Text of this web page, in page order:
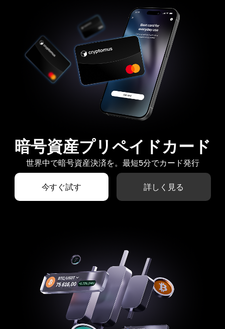
暗号資産プリペイドカード
世界中で暗号資産決済を。最短5分でカード発行
今すぐ試す 詳しく見る